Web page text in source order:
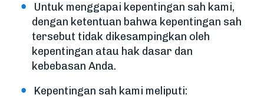
Untuk menggapai kepentingan sah kami,
dengan ketentuan bahwa kepentingan sah
tersebut tidak dikesampingkan oleh
kepentingan atau hak dasar dan
kebebasan Anda.
Kepentingan sah kami meliputi: